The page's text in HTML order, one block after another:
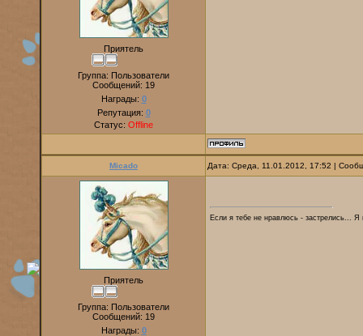
Приятель
Группа: Пользователи
Сообщений: 19
Награды: 0
Репутация: 0
Статус: Offline
Micado Дата: Среда, 11.01.2012, 17:52 |
Приятель
Группа: Пользователи
Сообщений: 19
Награды: 0
Если я тебе не нравлюсь - застрелись... Я